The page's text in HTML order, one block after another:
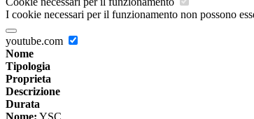
I cookie necessari per il funzionamento non possono
youtube.com
Nome
Tipologia
Proprieta
Descrizione
Durata